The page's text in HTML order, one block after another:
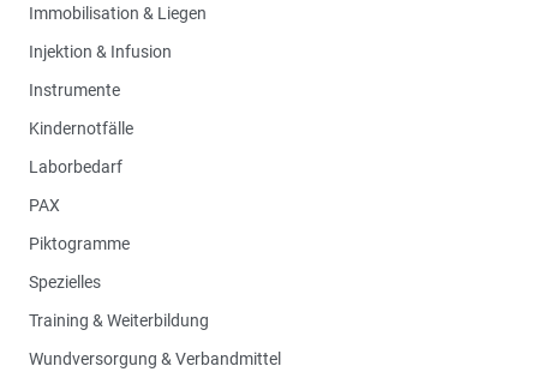
Immobilisation & Liegen
Injektion & Infusion
Instrumente
Kindernotfälle
Laborbedarf
PAX
Piktogramme
Spezielles
Training & Weiterbildung
Wundversorgung & Verbandmittel